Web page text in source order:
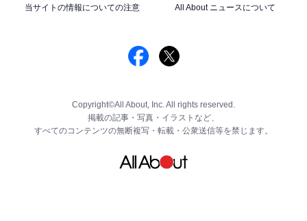
当サイトの情報についての注意
All About ニュースについて
Copyright©All About, Inc. All rights reserved.
掲載の記事・写真・イラストなど、
すべてのコンテンツの無断複写・転載・公衆送信等を禁じます。